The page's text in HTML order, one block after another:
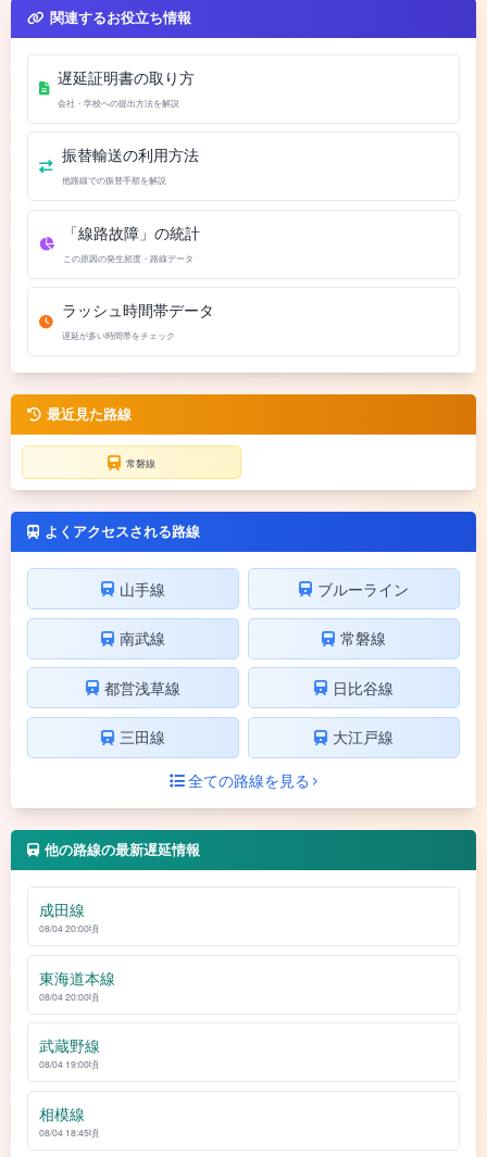
関連するお役立ち情報
遅延証明書の取り方
会社・学校への提出方法を解説
振替輸送の利用方法
他路線での振替手順を解説
「線路故障」の統計
この原因の発生頻度・路線データ
ラッシュ時間帯データ
遅延が多い時間帯をチェック
最近見た路線
常磐線
よくアクセスされる路線
山手線 ブルーライン
南武線 常磐線
都営浅草線 日比谷線
三田線
大江戸線
全ての路線を見る
他の路線の最新遅延情報
成田線
08/04 20:00頃
東海道本線
08/04 20:00頃
武蔵野線
08/04 19:00頃
相模線
08/04 18:45頃